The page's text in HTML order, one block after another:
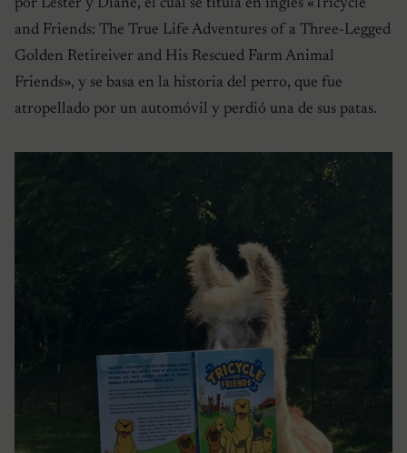
por Lester y Diane, el cual se titula en inglés «Tricycle
and Friends: The True Life Adventures of a Three-Legged
Golden Retireiver and His Rescued Farm Animal
Friends», y se basa en la historia del perro, que fue
atropellado por un automóvil y perdió una de sus patas.